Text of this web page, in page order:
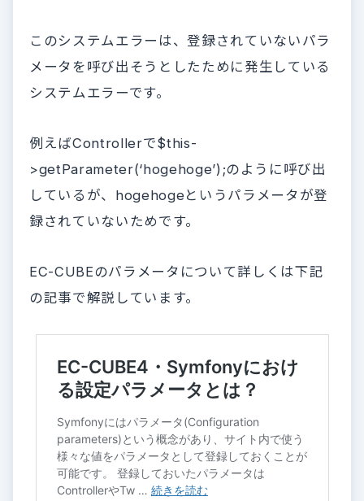
このシステムエラーは、登録されていないパラ
メータを呼び出そうとしたために発生している
システムエラーです。
例えばControllerで$this-
>getParameter(‘hogehoge’);のように呼び出
しているが、hogehogeというパラメータが登
録されていないためです。
EC-CUBEのパラメータについて詳しくは下記
の記事で解説しています。